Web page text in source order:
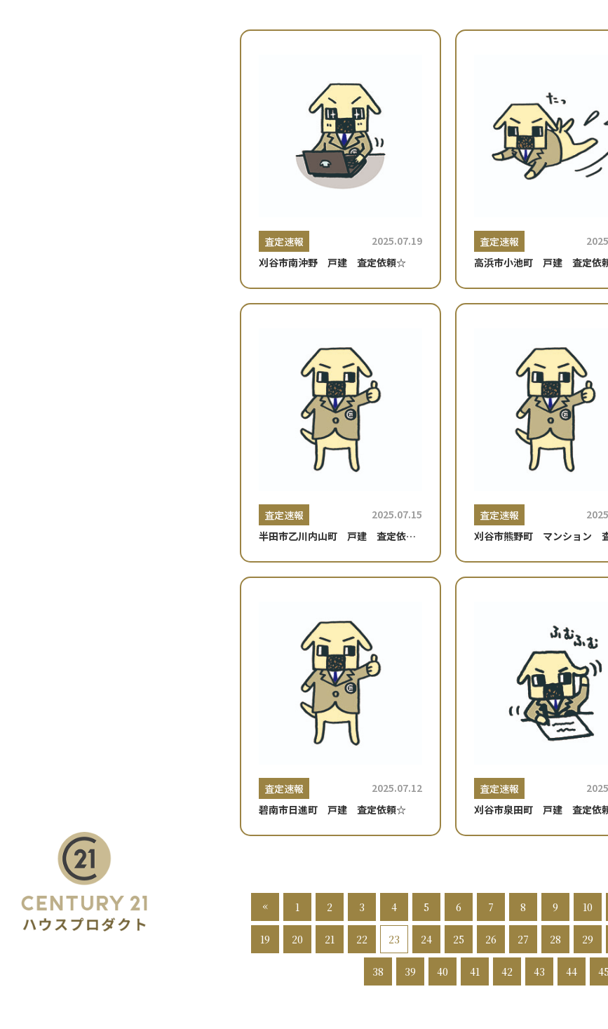
査定速報
2025.07.19
刈谷市南沖野 戸建 査定依頼☆
査定速報
高浜市小池町 戸建 査定依
査定速報
2025.07.15
半田市乙川内山町 戸建 査定依頼
査定速報
刈谷市熊野町 マンション
査定速報
2025.07.12
碧南市日進町 戸建 査定依頼☆
査定速報
刈谷市泉田町 戸建 査定依
« 1 2 3 4 5 6 7 8 9 10
19 20 21 22 23 24 25 26 27 28 29
38 39 40 41 42 43 44 45